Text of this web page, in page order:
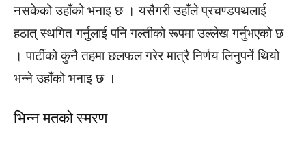
नसकेको उहाँको भनाइ छ । यसैगरी उहाँले प्रचण्डपथलाई
हठात् स्थगित गर्नुलाई पनि गल्तीको रूपमा उल्लेख गर्नुभएको छ
। पार्टीको कुनै तहमा छलफल गरेर मात्रै निर्णय लिनुपर्ने थियो
भन्ने उहाँको भनाइ छ ।
भिन्न मतको स्मरण